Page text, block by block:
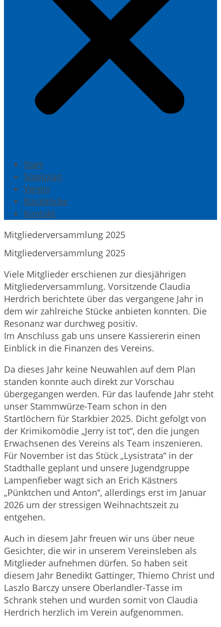
Start
Spielplan
Verein
Rückblicke
Kontakt
Mitgliederversammlung 2025
Mitgliederversammlung 2025
Viele Mitglieder erschienen zur diesjährigen
Mitgliederversammlung. Vorsitzende Claudia
Herdrich berichtete über das vergangene Jahr in
dem wir zahlreiche Stücke anbieten konnten. Die
Resonanz war durchweg positiv.
Im Anschluss gab uns unsere Kassiererin einen
Einblick in die Finanzen des Vereins.
Da dieses Jahr keine Neuwahlen auf dem Plan
standen konnte auch direkt zur Vorschau
übergegangen werden. Für das laufende Jahr steht
unser Stammwürze-Team schon in den
Startlöchern für Starkbier 2025. Dicht gefolgt von
der Krimikomödie „Jerry ist tot“, den die jungen
Erwachsenen des Vereins als Team inszenieren.
Für November ist das Stück „Lysistrata“ in der
Stadthalle geplant und unsere Jugendgruppe
Lampenfieber wagt sich an Erich Kästners
„Pünktchen und Anton“, allerdings erst im Januar
2026 um der stressigen Weihnachtszeit zu
entgehen.
Auch in diesem Jahr freuen wir uns über neue
Gesichter, die wir in unserem Vereinsleben als
Mitglieder aufnehmen dürfen. So haben seit
diesem Jahr Benedikt Gattinger, Thiemo Christ und
Laszlo Barczy unsere Oberlandler-Tasse im
Schrank stehen und wurden somit von Claudia
Herdrich herzlich im Verein aufgenommen.